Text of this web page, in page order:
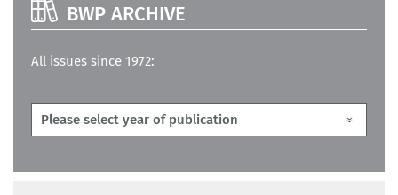
BWP ARCHIVE
All issues since 1972: